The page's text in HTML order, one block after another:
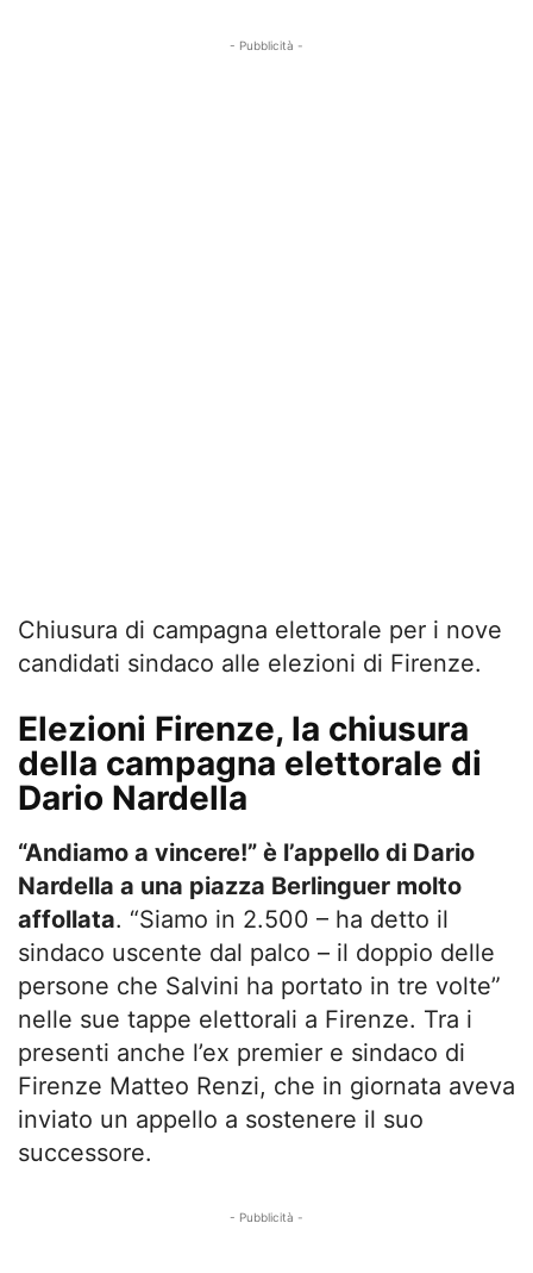
- Pubblicità -
Chiusura di campagna elettorale per i nove
candidati sindaco alle elezioni di Firenze.
Elezioni Firenze, la chiusura
della campagna elettorale di
Dario Nardella
“Andiamo a vincere!” è l’appello di Dario
Nardella a una piazza Berlinguer molto
affollata. “Siamo in 2.500 – ha detto il
sindaco uscente dal palco – il doppio delle
persone che Salvini ha portato in tre volte”
nelle sue tappe elettorali a Firenze. Tra i
presenti anche l’ex premier e sindaco di
Firenze Matteo Renzi, che in giornata aveva
inviato un appello a sostenere il suo
successore.
- Pubblicità -